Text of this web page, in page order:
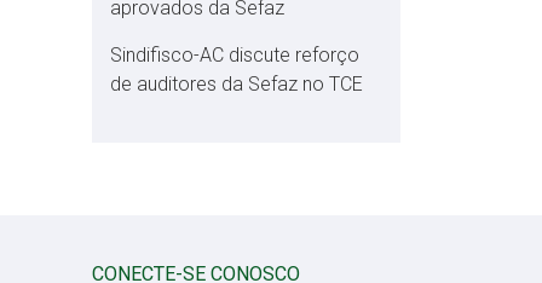
aprovados da Sefaz
Sindifisco-AC discute reforço
de auditores da Sefaz no TCE
CONECTE-SE CONOSCO